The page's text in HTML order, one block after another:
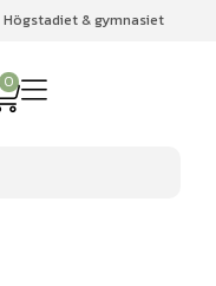
Högstadiet & gymnasiet
0
Kemikalier
D (+)-Maltos